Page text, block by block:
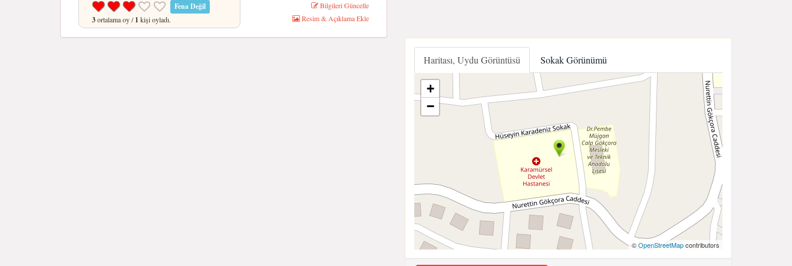
Fena Değil
3ortalama oy /1 kişi oyladı.
Bilgileri Güncelle
Resim & Açıklama Ekle
Haritası, Uydu Görüntüsü Sokak Görünümü
+
−
©OpenStreetMapcontributors